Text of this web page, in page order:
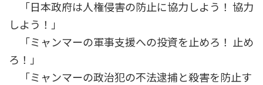
「日本政府は人権侵害の防止に協力しよう！ 協力
しよう！」
「ミャンマーの軍事支援への投資を止めろ！ 止め
ろ！」
「ミャンマーの政治犯の不法逮捕と殺害を防止す